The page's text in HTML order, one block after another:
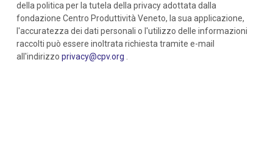
della politica per la tutela della privacy adottata dalla
fondazione Centro Produttività Veneto, la sua applicazione,
l'accuratezza dei dati personali o l'utilizzo delle informazioni
raccolti può essere inoltrata richiesta tramite e-mail
all'indirizzo privacy@cpv.org